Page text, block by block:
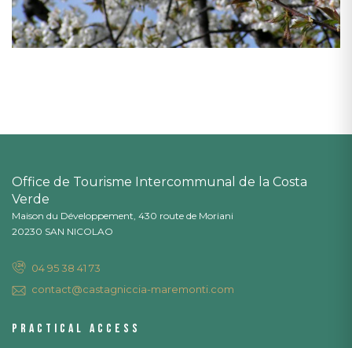
Office de Tourisme Intercommunal de la Costa
Verde
Maison du Développement, 430 route de Moriani
20230 SAN NICOLAO
04 95 38 41 73
contact@castagniccia-maremonti.com
Practical access